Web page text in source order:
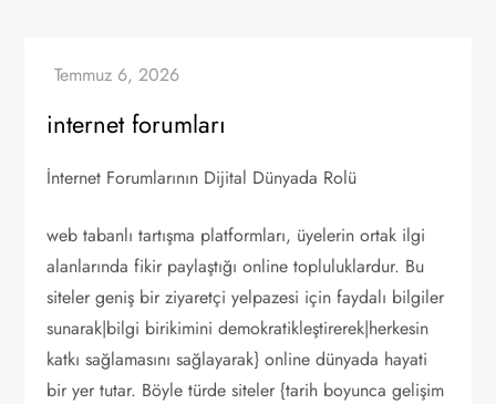
internet forumları
İnternet Forumlarının Dijital Dünyada Rolü
web tabanlı tartışma platformları, üyelerin ortak ilgi
alanlarında fikir paylaştığı online topluluklardur. Bu
siteler geniş bir ziyaretçi yelpazesi için faydalı bilgiler
sunarak|bilgi birikimini demokratikleştirerek|herkesin
katkı sağlamasını sağlayarak} online dünyada hayati
bir yer tutar. Böyle türde siteler {tarih boyunca gelişim